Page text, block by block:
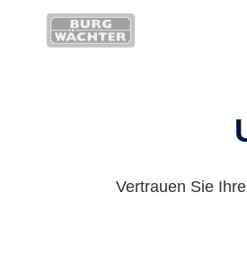
Vertrauen Sie